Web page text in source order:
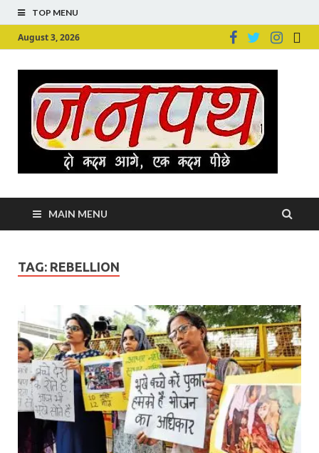
TOP MENU
August 3, 2026
MAIN MENU
TAG: REBELLION